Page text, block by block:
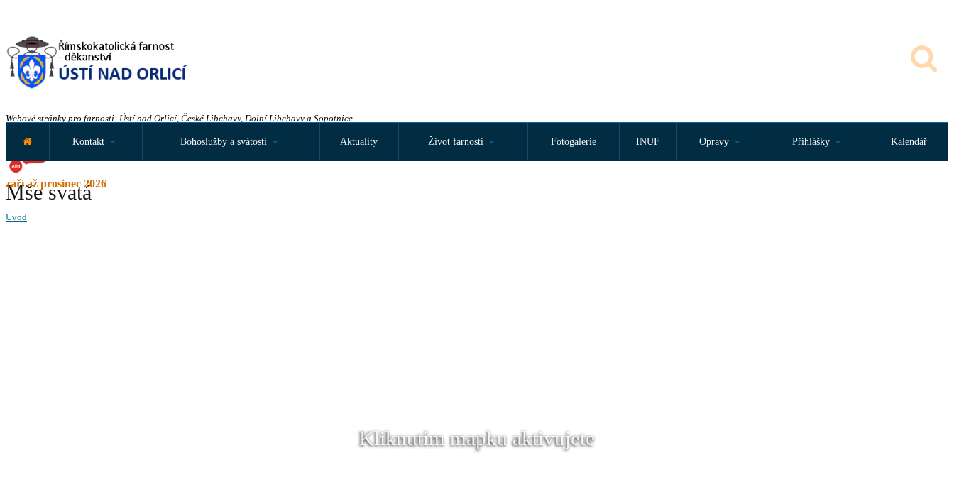
Webové stránky pro farnosti: Ústí nad Orlicí, České Libchavy, Dolní Libchavy a Sopotnice.
září až prosinec 2026
Kontakt Bohoslužby a svátosti Aktuality Život farnosti Fotogalerie INUF Opravy Přihlášky Kalendář
Mše svatá
Úvod
Kliknutím mapku aktivujete